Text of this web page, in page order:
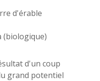
d'érable
(biologique)
d'un coup
grand potentiel